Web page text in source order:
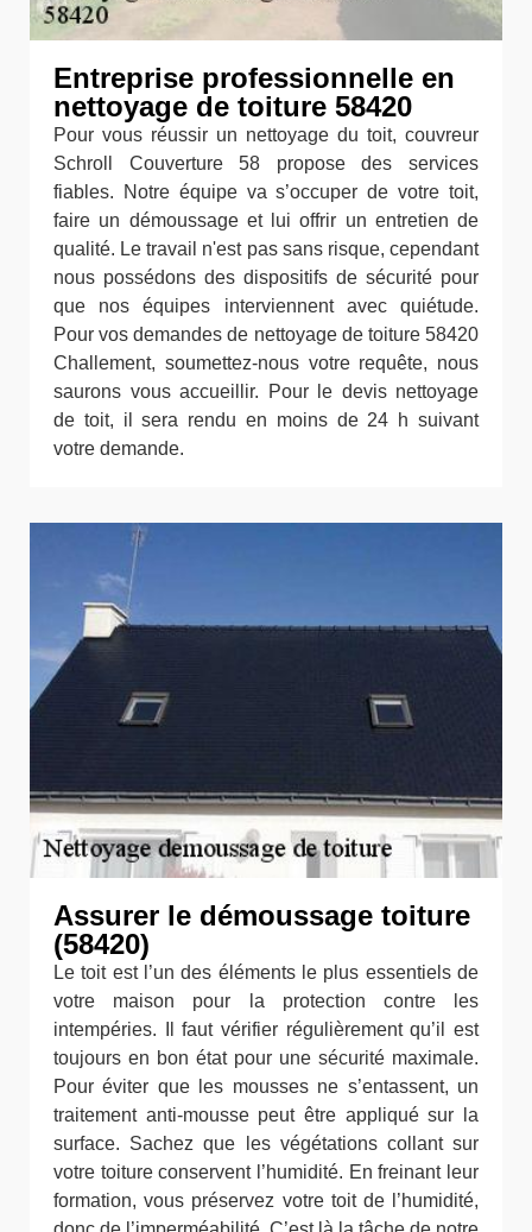
Entreprise professionnelle en
nettoyage de toiture 58420
Pour vous réussir un nettoyage du toit, couvreur
Schroll Couverture 58 propose des services
fiables. Notre équipe va s’occuper de votre toit,
faire un démoussage et lui offrir un entretien de
qualité. Le travail n'est pas sans risque, cependant
nous possédons des dispositifs de sécurité pour
que nos équipes interviennent avec quiétude.
Pour vos demandes de nettoyage de toiture 58420
Challement, soumettez-nous votre requête, nous
saurons vous accueillir. Pour le devis nettoyage
de toit, il sera rendu en moins de 24 h suivant
votre demande.
Assurer le démoussage toiture
(58420)
Le toit est l’un des éléments le plus essentiels de
votre maison pour la protection contre les
intempéries. Il faut vérifier régulièrement qu’il est
toujours en bon état pour une sécurité maximale.
Pour éviter que les mousses ne s’entassent, un
traitement anti-mousse peut être appliqué sur la
surface. Sachez que les végétations collant sur
votre toiture conservent l’humidité. En freinant leur
formation, vous préservez votre toit de l’humidité,